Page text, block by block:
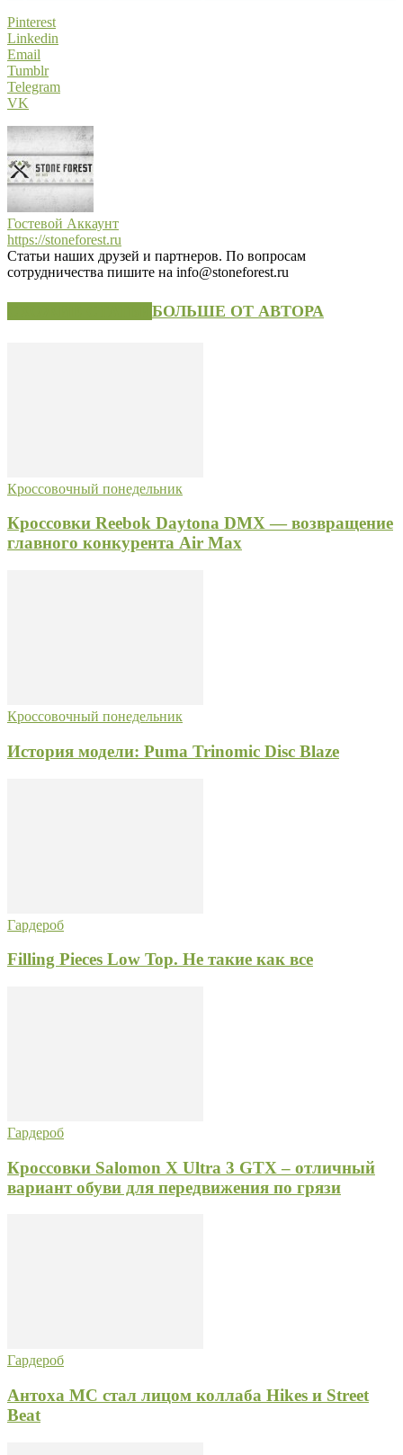
Pinterest
Linkedin
Email
Tumblr
Telegram
VK
Гостевой Аккаунт
https://stoneforest.ru
Статьи наших друзей и партнеров. По вопросам
сотрудничества пишите на info@stoneforest.ru
БОЛЬШЕ ОТ АВТОРА
Кроссовочный понедельник
Кроссовки Reebok Daytona DMX — возвращение
главного конкурента Air Max
Кроссовочный понедельник
История модели: Puma Trinomic Disc Blaze
Гардероб
Filling Pieces Low Top. Не такие как все
Гардероб
Кроссовки Salomon X Ultra 3 GTX – отличный
вариант обуви для передвижения по грязи
Гардероб
Антоха MC стал лицом коллаба Hikes и Street
Beat